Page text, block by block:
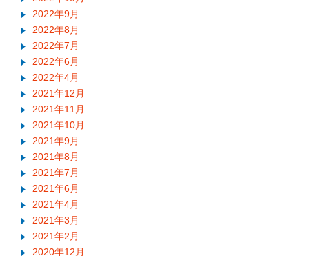
2022年9月
2022年8月
2022年7月
2022年6月
2022年4月
2021年12月
2021年11月
2021年10月
2021年9月
2021年8月
2021年7月
2021年6月
2021年4月
2021年3月
2021年2月
2020年12月